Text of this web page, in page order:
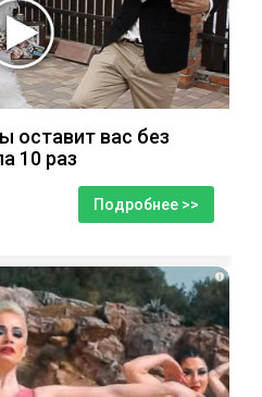
оставит вас без
10 раз
Подробнее >>
i